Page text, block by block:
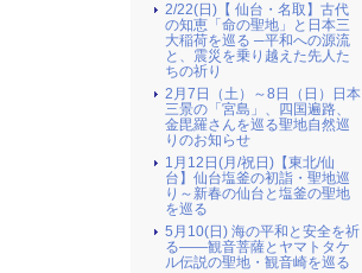
2/22(日)【 仙台・名取】古代
の知恵「命の聖地」と日本三
大稲荷を巡る ─平和への源流
と、震災を乗り越えた先人た
ちの祈り
2月7日（土）～8日（日）日本
三景の「宮島」、四国遍路、
金毘羅さんを巡る聖地自然巡
りのお知らせ
1月12日(月/祝日)【東北/仙
台】仙台塩釜の初詣・聖地巡
り～新春の仙台と塩釜の聖地
を巡る
5月10(日) 海の平和と安全を祈
る――観音菩薩とヤマトタケ
ル伝説の聖地・観音崎を巡る